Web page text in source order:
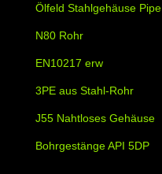
Ölfeld Stahlgehäuse Pipe
N80 Rohr
EN10217 erw
3PE aus Stahl-Rohr
J55 Nahtloses Gehäuse
Bohrgestänge API 5DP